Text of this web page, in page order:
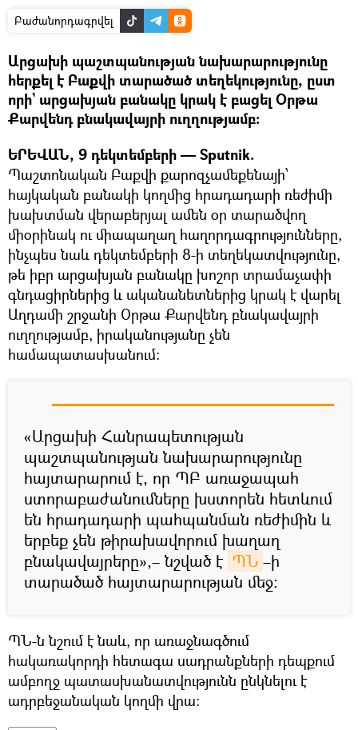
Բաժանորդագրվել
Արցախի պաշտպանության նախարարությունը
հերքել է Բաքվի տարածած տեղեկությունը, ըստ
որի` արցախյան բանակը կրակ է բացել Օրթա
Քարվենդ բնակավայրի ուղղությամբ։
ԵՐԵՎԱՆ, 9 դեկտեմբերի — Sputnik.
Պաշտոնական Բաքվի քարոզչամեքենայի՝
հայկական բանակի կողմից հրադադարի ռեժիմի
խախտման վերաբերյալ ամեն օր տարածվող
միօրինակ ու միապաղաղ հաղորդագրությունները,
ինչպես նաև դեկտեմբերի 8-ի տեղեկատվությունը,
թե իբր արցախյան բանակը խոշոր տրամաչափի
գնդացիրներից և ականանետներից կրակ է վարել
Աղդամի շրջանի Օրթա Քարվենդ բնակավայրի
ուղղությամբ, իրականությանը չեն
համապատասխանում:
«Արցախի Հանրապետության
պաշտպանության նախարարությունը
հայտարարում է, որ ՊԲ առաջապահ
ստորաբաժանումները խստորեն հետևում
են հրադադարի պահպանման ռեժիմին և
երբեք չեն թիրախավորում խաղաղ
բնակավայրերը»,– նշված է ՊՆ –ի
տարածած հայտարարության մեջ։
ՊՆ-ն նշում է նաև, որ առաջնագծում
հակառակորդի հետագա սադրանքների դեպքում
ամբողջ պատասխանատվությունն ընկնելու է
ադրբեջանական կողմի վրա: